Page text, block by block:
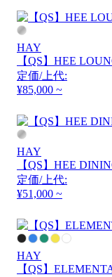
HAY
【QS】HEE
定価/上代:
¥85,000 ~
HAY
【QS】HEE
定価/上代:
¥51,000 ~
HAY
【QS】